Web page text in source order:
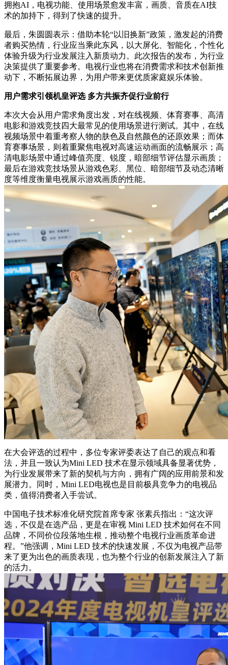
拥抱AI，电视功能、使用场景愈发丰富，画质、音质在AI技
术的加持下，得到了快速的提升。
最后，朱圆圆表示：借助本轮“以旧换新”政策，激发起的消费
者购买热情，行业应当乘此东风，以大屏化、智能化，个性化
体验升级为行业发展注入新质动力。此次报告的发布，为行业
决策提供了重要参考。电视行业也将在消费需求和技术创新推
动下，不断拓展边界，为用户带来更优质家庭娱乐体验。
用户需求引领机皇评选 多方共振齐促行业前行
本次大会从用户需求角度出发，对在线视频、体育赛事、高清
电影和游戏竞技四大最常见的使用场景进行测试。其中，在线
视频场景中着重考察人物的肤色及自然颜色的还原效果；而体
育赛事场景，则着重聚焦电视对高速运动画面的流畅展示；高
清电影场景中通过峰值亮度、锐度，暗部细节评估显示画质；
最后在游戏竞技场景从游戏色彩、黑位、暗部细节及动态清晰
度等维度衡量电视展示游戏画质的性能。
在大会评选的过程中，多位专家评委表达了自己的观点和看
法，并且一致认为Mini LED 技术在显示领域具备显著优势，
为行业发展带来了新的契机与方向，拥有广阔的应用前景和发
展潜力。同时，Mini LED电视也是目前极具竞争力的电视品
类，值得消费者入手尝试。
中国电子技术标准化研究院首席专家 张素兵指出：“这次评
选，不仅是在选产品，更是在审视 Mini LED 技术如何在不同
品牌，不同价位段落地生根，推动整个电视行业画质革命进
程。”他强调，Mini LED 技术的快速发展，不仅为电视产品带
来了更为出色的画质表现，也为整个行业的创新发展注入了新
的活力。